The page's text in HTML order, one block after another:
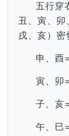
五行穿
丑、寅、卯
戌、亥）密
申、酉
寅、卯
子、亥
午、巳